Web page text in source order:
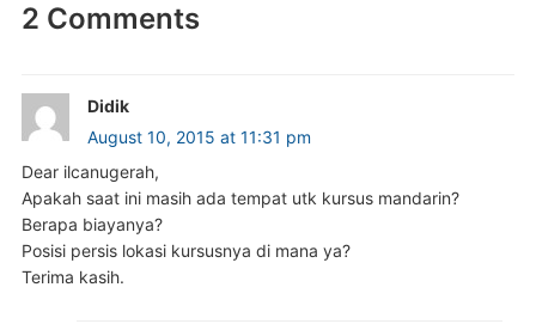
2 Comments
Didik
August 10, 2015 at 11:31 pm
Dear ilcanugerah,
Apakah saat ini masih ada tempat utk kursus mandarin?
Berapa biayanya?
Posisi persis lokasi kursusnya di mana ya?
Terima kasih.